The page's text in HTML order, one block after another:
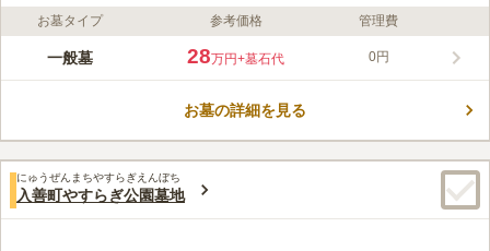
ライフドット編集部のコメント
直近に墓碑を建てることが決定している方が、お墓を建立するこ
ます。電車でも車でもアクセスしやすいので便利です。 また、
す。
口コミ評価
この霊園はまだ誰からも評価されていません。
お墓タイプ 参考価格 管理費
一般墓 28万円+墓石代 0円
お墓の詳細を見る
にゅうぜんまちやすらぎえんぼち
入善町やすらぎ公園墓地